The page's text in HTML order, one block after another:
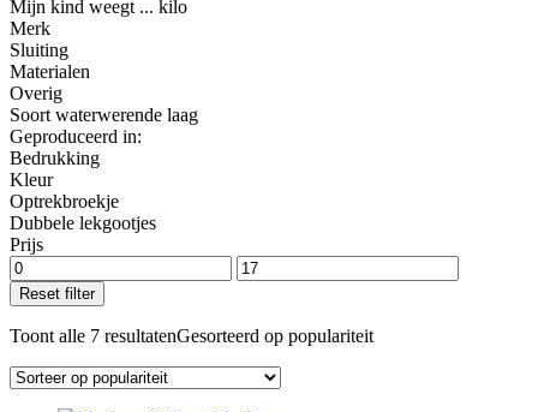
Mijn kind weegt ... kilo
Merk
Sluiting
Materialen
Overig
Soort waterwerende laag
Geproduceerd in:
Bedrukking
Kleur
Optrekbroekje
Dubbele lekgootjes
Prijs
Reset filter
Toont alle 7 resultatenGesorteerd op populariteit